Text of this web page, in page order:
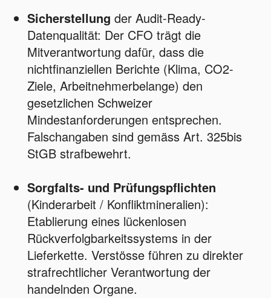
Sicherstellung der Audit-Ready-
Datenqualität: Der CFO trägt die
Mitverantwortung dafür, dass die
nichtfinanziellen Berichte (Klima, CO2-
Ziele, Arbeitnehmerbelange) den
gesetzlichen Schweizer
Mindestanforderungen entsprechen.
Falschangaben sind gemäss Art. 325bis
StGB strafbewehrt.
Sorgfalts- und Prüfungspflichten
(Kinderarbeit / Konfliktmineralien):
Etablierung eines lückenlosen
Rückverfolgbarkeitssystems in der
Lieferkette. Verstösse führen zu direkter
strafrechtlicher Verantwortung der
handelnden Organe.